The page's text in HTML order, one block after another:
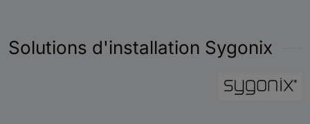
Solutions d'installation Sygonix